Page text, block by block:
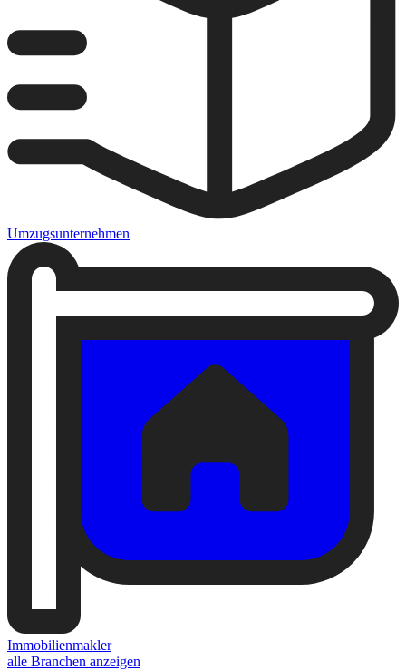
Umzugsunternehmen
Immobilienmakler
alle Branchen anzeigen